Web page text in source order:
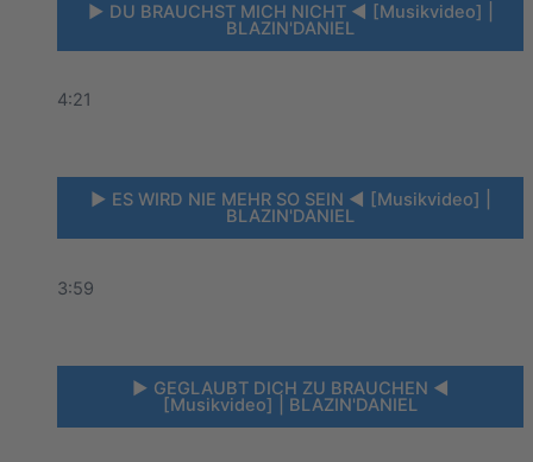
► DU BRAUCHST MICH NICHT ◄ [Musikvideo] |
BLAZIN'DANIEL
4:21
► ES WIRD NIE MEHR SO SEIN ◄ [Musikvideo] |
BLAZIN'DANIEL
3:59
► GEGLAUBT DICH ZU BRAUCHEN ◄
[Musikvideo] | BLAZIN'DANIEL